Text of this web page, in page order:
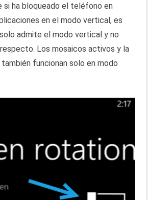
si ha bloqueado el teléfono en
en el modo vertical, es
admite el modo vertical y no
Los mosaicos activos y la
funcionan solo en modo